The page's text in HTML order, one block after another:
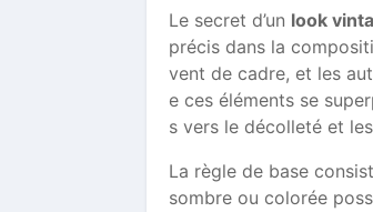
Le secret d’un look
précis dans la
vent de cadre, et les
e ces éléments se
s vers le décolleté et
La règle de base
sombre ou colorée